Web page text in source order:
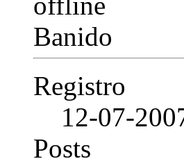
Banido
Registro
12-07-
Posts